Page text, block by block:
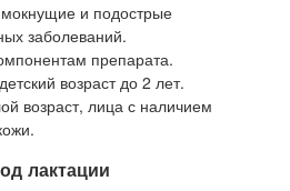
и подострые
заболеваний.
препарата.
возраст до 2 лет.
возраст, лица с наличием
лактации